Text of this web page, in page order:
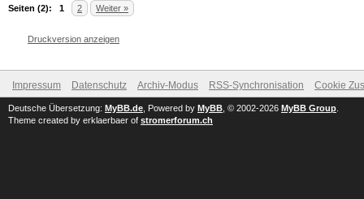
Seiten (2): 1 2 Weiter »
Druckversion anzeigen
Impressum Datenschutz Archiv-Modus RSS-Synchronisation Cookie
Deutsche Übersetzung: MyBB.de , Powered by MyBB , © 2002-2026 MyBB Group
Theme created by erklaerbaer of stromerforum.ch